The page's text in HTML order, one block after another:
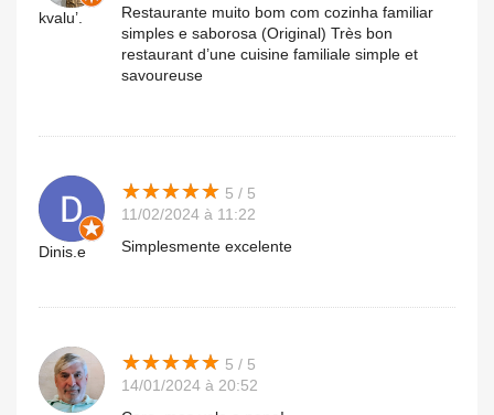
kvalu’.
Restaurante muito bom com cozinha familiar
simples e saborosa (Original) Très bon
restaurant d’une cuisine familiale simple et
savoureuse
Dinis.e
★★★★★
★★★★★ 5 / 5
11/02/2024 à 11:22
Simplesmente excelente
★★★★★
★★★★★ 5 / 5
14/01/2024 à 20:52